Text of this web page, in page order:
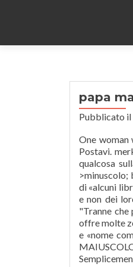
papa
Pubblicato il
One woman who is living with a colostomy bag opens up about the realities of living with one, from love to work. Postavi. merken in "Meine Apps" QR-Code. Grazie. More than just an online factoring calculator. Anche se scrivo qualcosa sulla barra di ricerca di firefox o con un qualsiasi editor di testi, è la stessa cosa: bloc maiusc attivo-->minuscolo; bloc maiusc disattivo-->maiuscolo . Di qui l'impressione che la maiuscola per gli etnici sia caratteristica di «alcuni libri di storia»: è un'impressione giusta, perché è per l'appunto nei libri di storia che si parla di popoli antichi e non dei loro corrispondenti moderni.". Više. Il campo della password non può restare vuoto. Grazie Beatrice! … "Tranne che per quelli che sono indiscutibili nomi propri (Anna, Buridano, Lettonia) l'uso della maiuscola in italiano offre molte zone d'ombra perché ragioni grammaticali (in particolare il confine non sempre netto tra «nome proprio» e «nome comune») s'intrecciano con ragioni ideologiche più o meno consapevoli. maiùscolo agg. Frase minuscolo MAIUSCOLO Capolettera Maiuscolo